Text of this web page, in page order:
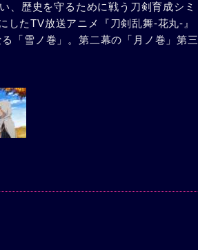
、歴史を守るために戦う刀剣育成シミ
たTV放送アニメ『刀剣乱舞-花丸-』
「雪ノ巻」。第二幕の「月ノ巻」第三